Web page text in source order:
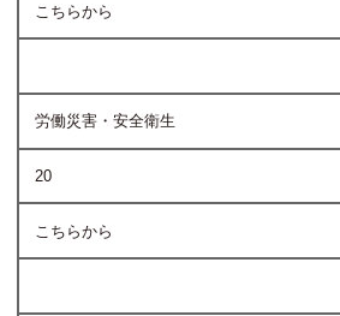
こちらから
労働災害・安全衛生
20
こちらから